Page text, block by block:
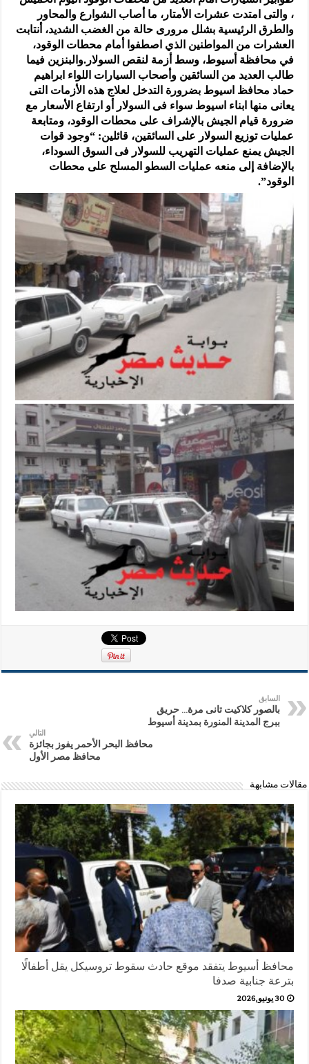
، والتى امتدت عشرات الأمتار، ما أصاب الشوارع والمحاور
والطرق الرئيسية بشلل مرورى حالة من الغضب الشديد، أنتابت
العشرات من المواطنين الذي اصطفوا أمام محطات الوقود،
في محافظة أسيوط، وسط أزمة لنقص السولار.والبنزين فيما
طالب العديد من السائقين وأصحاب السيارات اللواء ابراهيم
حماد محافظ اسيوط بضرورة التدخل لعلاج هذه الأزمات التى
يعانى منها ابناء اسيوط سواء فى السولار أو ارتفاع الأسعار مع
ضرورة قيام الجيش بالإشراف على محطات الوقود، ومتابعة
عمليات توزيع السولار على السائقين، قائلين: “وجود قوات
الجيش يمنع عمليات التهريب للسولار فى السوق السوداء،
بالإضافة إلى منعه عمليات السطو المسلح على محطات
الوقود”.
السابق
بالصور كلاكيت تانى مرة… حريق
ببرج المدينة المنورة بمدينة أسيوط
التالي
محافظ البحر الأحمر يفوز بجائزة
محافظ مصر الأول
مقالات مشابهة
محافظ أسيوط يتفقد موقع حادث سقوط تروسيكل يقل أطفالًا
بترعة جنابية صدفا
30 يونيو,2026